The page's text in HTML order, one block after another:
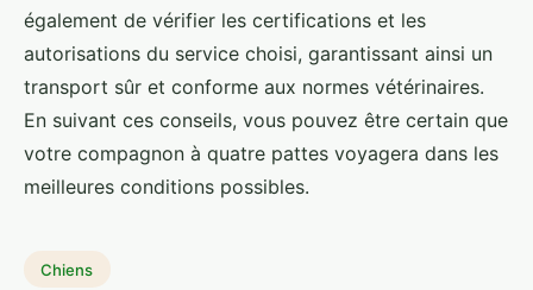
également de vérifier les certifications et les
autorisations du service choisi, garantissant ainsi un
transport sûr et conforme aux normes vétérinaires.
En suivant ces conseils, vous pouvez être certain que
votre compagnon à quatre pattes voyagera dans les
meilleures conditions possibles.
Chiens